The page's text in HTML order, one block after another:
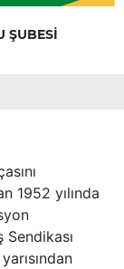
ŞUBESİ
1952 yılında